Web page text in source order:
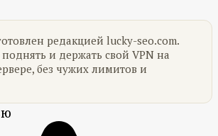
редакцией lucky-seo.com.
и держать свой VPN на
без чужих лимитов и